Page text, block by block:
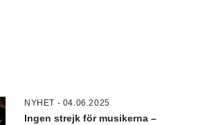
NYHET - 04.06.2025
Ingen strejk för musikerna –